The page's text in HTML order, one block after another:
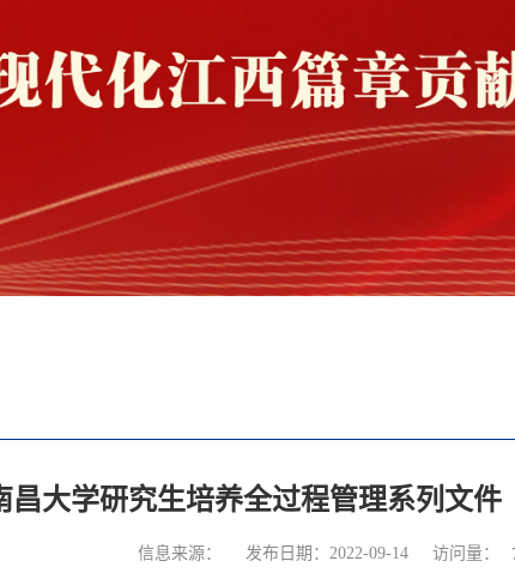
昌大学研究生培养全过程管理系列文件
信息来源： 发布日期：2022-09-14 访问量：